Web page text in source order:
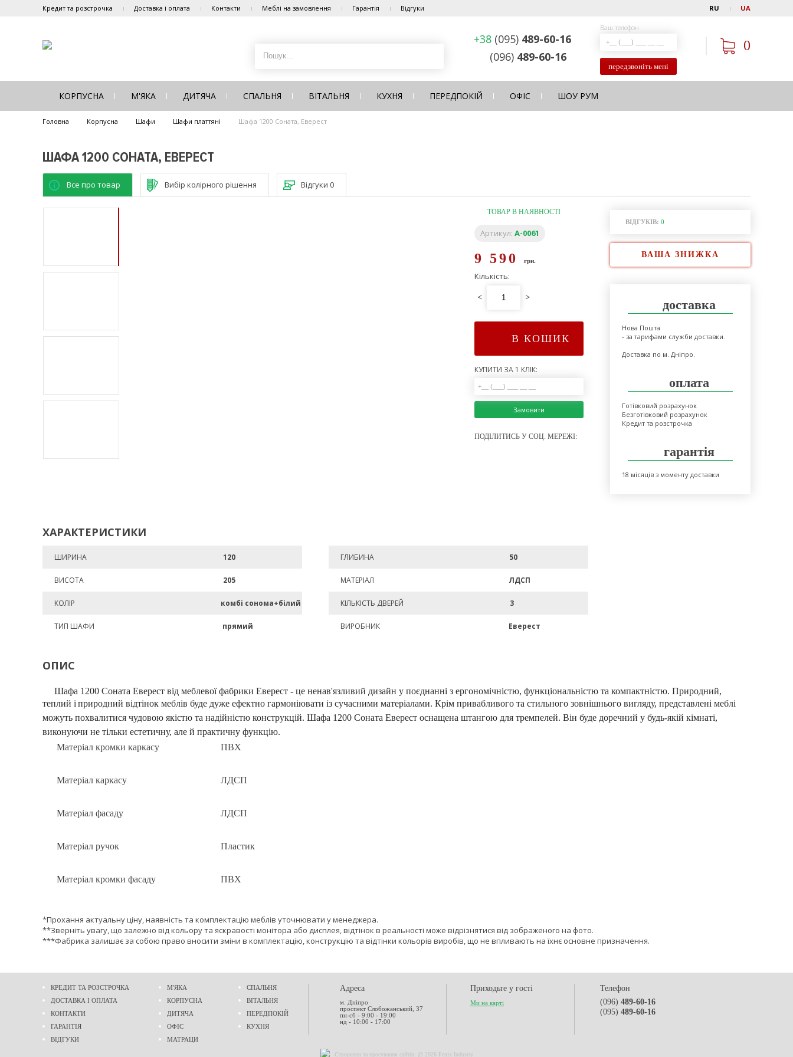
Кредит та розстрочка Доставка і оплата Контакти Меблі на замовлення Гарантія Відгуки RU UA
+38 (095) 489-60-16
(096) 489-60-16
Ваш телефон
передзвоніть мені
0
КОРПУСНА М'ЯКА ДИТЯЧА СПАЛЬНЯ ВІТАЛЬНЯ КУХНЯ ПЕРЕДПОКІЙ ОФІС ШОУ РУМ
Головна Корпусна Шафи Шафи платтяні Шафа 1200 Соната, Еверест
ШАФА 1200 СОНАТА, ЕВЕРЕСТ
Все про товар Вибір колірного рішення Відгуки 0
ТОВАР В НАЯВНОСТІ
Артикул: A-0061
9 590 грн.
Кількість:
< >
В КОШИК
КУПИТИ ЗА 1 КЛІК:
Замовити
ПОДІЛИТИСЬ У СОЦ. МЕРЕЖІ:
ВІДГУКІВ: 0
ВАША ЗНИЖКА
доставка
Нова Пошта
- за тарифами служби доставки.
Доставка по м. Дніпро.
оплата
Готівковий розрахунок
Безготівковий розрахунок
Кредит та розстрочка
гарантія
18 місяців з моменту доставки
ХАРАКТЕРИСТИКИ
ШИРИНА 120 ГЛИБИНА 50
ВИСОТА 205 МАТЕРІАЛ ЛДСП
КОЛІР комбі сонома+білий КІЛЬКІСТЬ ДВЕРЕЙ 3
ТИП ШАФИ прямий ВИРОБНИК Еверест
ОПИС
Шафа 1200 Соната Еверест від меблевої фабрики Еверест - це ненав'язливий дизайн у поєднанні з ергономічністю, функціональністю та компактністю. Природний,
теплий і природний відтінок меблів буде дуже ефектно гармоніювати із сучасними матеріалами. Крім привабливого та стильного зовнішнього вигляду, представлені меблі
можуть похвалитися чудовою якістю та надійністю конструкцій. Шафа 1200 Соната Еверест оснащена штангою для тремпелей. Він буде доречний у будь-якій кімнаті,
виконуючи не тільки естетичну, але й практичну функцію.
Матеріал кромки каркасу
ПВХ
Матеріал каркасу ЛДСП
Матеріал фасаду ЛДСП
Матеріал ручок Пластик
Матеріал кромки фасаду ПВХ
*Прохання актуальну ціну, наявність та комплектацію меблів уточнювати у менеджера.
**Зверніть увагу, що залежно від кольору та яскравості монітора або дисплея, відтінок в реальності може відрізнятися від зображеного на фото.
***Фабрика залишає за собою право вносити зміни в комплектацію, конструкцію та відтінки кольорів виробів, що не впливають на їхнє основне призначення.
КРЕДИТ ТА РОЗСТРОЧКА
ДОСТАВКА І ОПЛАТА
КОНТАКТИ
ГАРАНТІЯ
ВІДГУКИ
М'ЯКА
КОРПУСНА
ДИТЯЧА
ОФІС
МАТРАЦИ
СПАЛЬНЯ
ВІТАЛЬНЯ
ПЕРЕДПОКІЙ
КУХНЯ
Адреса
м. Дніпро
проспект Слобожанський, 37
пн-сб - 9:00 - 19:00
нд - 10:00 - 17:00
Приходьте у гості
Ми на карті
Телефон
(096) 489-60-16
(095) 489-60-16
Створення та просування сайтів: @ 2026 Fenix Industry